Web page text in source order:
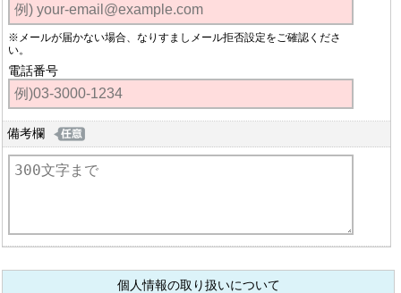
※メールが届かない場合、なりすましメール拒否設定をご確認くださ
い。
電話番号
備考欄
個人情報の取り扱いについて